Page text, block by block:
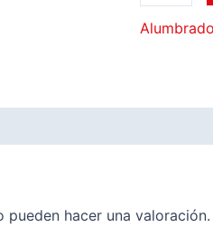
hacer una valoración.